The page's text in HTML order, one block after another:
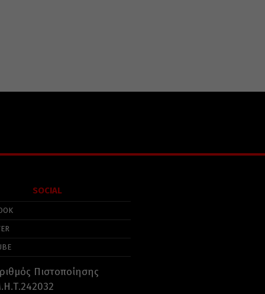
SOCIAL
Πιστοποίησης